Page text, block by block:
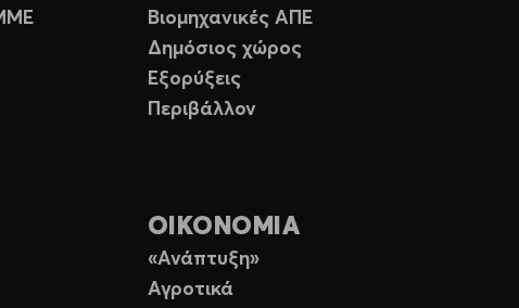
Βιομηχανικές ΑΠΕ
Δημόσιος χώρος
Εξορύξεις
Περιβάλλον
ΟΙΚΟΝΟΜΙΑ
«Ανάπτυξη»
Αγροτικά